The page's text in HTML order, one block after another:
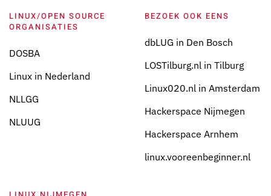
LINUX/OPEN SOURCE
ORGANISATIES
DOSBA
Linux in Nederland
NLLGG
NLUUG
BEZOEK OOK EENS
dbLUG in Den Bosch
LOSTilburg.nl in Tilburg
Linux020.nl in Amsterdam
Hackerspace Nijmegen
Hackerspace Arnhem
linux.vooreenbeginner.nl